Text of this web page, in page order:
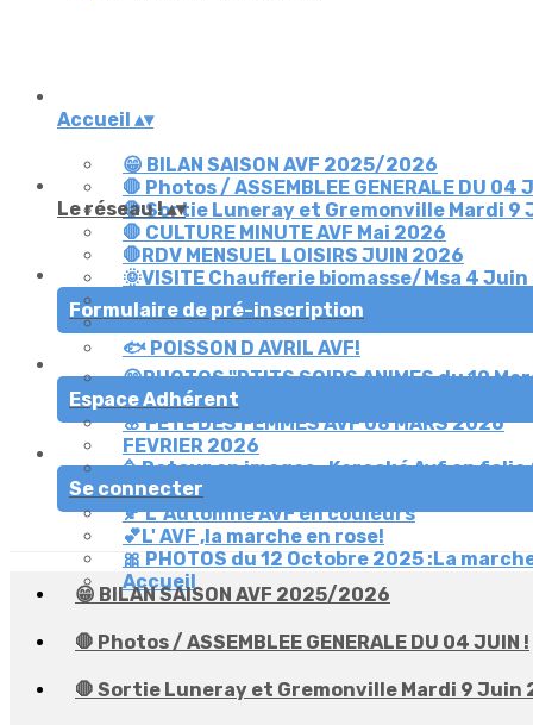
Accueil ▴▾
😁 BILAN SAISON AVF 2025/2026
🛑 Photos / ASSEMBLEE GENERALE DU 04
🛑 Sortie Luneray et Gremonville Mardi 9
🛑 CULTURE MINUTE AVF Mai 2026
🛑RDV MENSUEL LOISIRS JUIN 2026
🌞VISITE Chaufferie biomasse/Msa 4
🛑 NOUVEAU - 😄COIN DU SOURIRE MAI
🛑 AGENDA AMJ 2026
🐟 POISSON D AVRIL AVF!
😁PHOTOS "PTITS SOIRS ANIMES du 19
🛑 " Les ptits soirs animés" Jeudi 19 Mars
🌸 FETE DES FEMMES AVF 08 MARS 2026
FEVRIER 2026
🥳Retour en images- Karaoké Avf en
🛑Soirée "Karaoké, Repas et Danse" 24
🍂 L' Automne AVF en couleurs
💕L' AVF ,la marche en rose!
🎀 PHOTOS du 12 Octobre 2025 :La
Accueil
Le réseau !▴▾
Formulaire de pré-inscription
Espace Adhérent
Se connecter
😁 BILAN SAISON AVF 2025/2026
🛑 Photos / ASSEMBLEE GENERALE DU 04 JUIN !
🛑 Sortie Luneray et Gremonville Mardi 9 Juin